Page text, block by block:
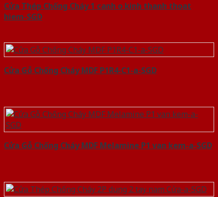
Cửa Thép Chống Cháy 1 canh o kinh thanh thoat
hiem-SGD
Cửa Gỗ Chống Cháy MDF P1R4-C1-a-SGD
Cửa Gỗ Chống Cháy MDF Melamine P1 van kem-a-SGD